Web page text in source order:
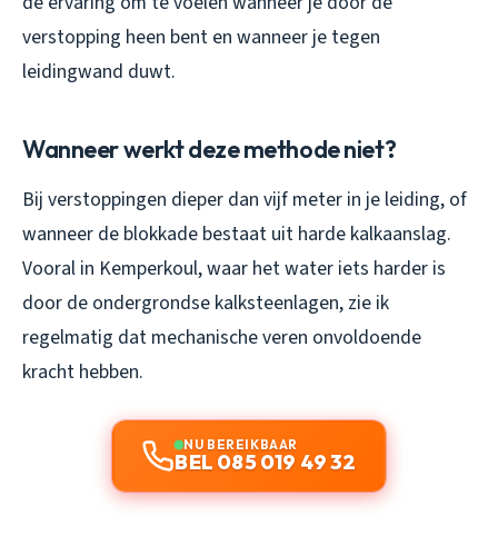
verstopping heen bent en wanneer je tegen
leidingwand duwt.
Wanneer werkt deze methode niet?
Bij verstoppingen dieper dan vijf meter in je leiding, of
wanneer de blokkade bestaat uit harde kalkaanslag.
Vooral in Kemperkoul, waar het water iets harder is
door de ondergrondse kalksteenlagen, zie ik
regelmatig dat mechanische veren onvoldoende
kracht hebben.
NU BEREIKBAAR
BEL 085 019 49 32